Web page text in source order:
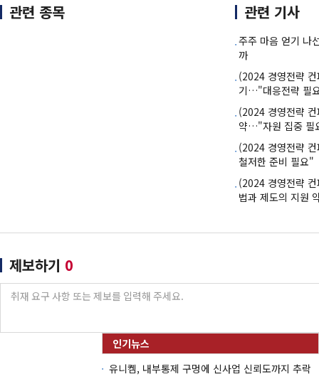
관련 종목 관련 기사
주주 마음 얻기 나
까
(2024 경영전략
기…"대응전략 필
(2024 경영전략
약…"자원 집중 필
(2024 경영전략
철저한 준비 필요"
(2024 경영전략
법과 제도의 지원
제보하기 0
유니켐, 내부통제 구멍에 신사업 신뢰도까지 추락